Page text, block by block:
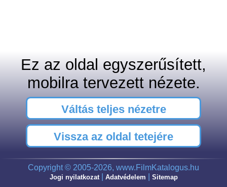
Ez az oldal egyszerűsített,
mobilra tervezett nézete.
Váltás teljes nézetre
Vissza az oldal tetejére
Copyright © 2005-2026, www.FilmKatalogus.hu
Jogi nyilatkozat| Adatvédelem Sitemap